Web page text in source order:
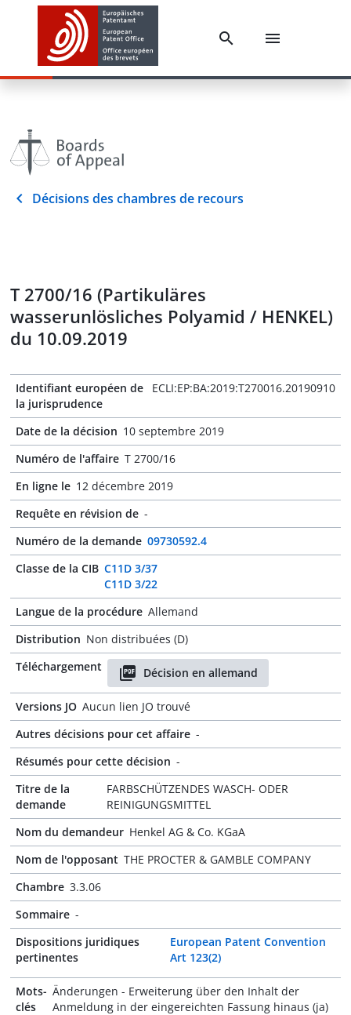
Décisions des chambres de recours
T 2700/16 (Partikuläres
wasserunlösliches Polyamid / HENKEL)
du 10.09.2019
Identifiant européen de
la jurisprudence
ECLI:EP:BA:2019:T270016.20190910
Date de la décision 10 septembre 2019
Numéro de l'affaire T 2700/16
En ligne le 12 décembre 2019
Requête en révision de -
Numéro de la demande 09730592.4
Classe de la CIB C11D 3/37
C11D 3/22
Langue de la procédure Allemand
Distribution Non distribuées (D)
Téléchargement
Décision en allemand
Versions JO Aucun lien JO trouvé
Autres décisions pour cet affaire -
Résumés pour cette décision -
Titre de la
demande
FARBSCHÜTZENDES WASCH- ODER
REINIGUNGSMITTEL
Nom du demandeur Henkel AG & Co. KGaA
Nom de l'opposant THE PROCTER & GAMBLE COMPANY
Chambre 3.3.06
Sommaire -
Dispositions juridiques
pertinentes
European Patent Convention
Art 123(2)
Mots-
clés
Änderungen - Erweiterung über den Inhalt der
Anmeldung in der eingereichten Fassung hinaus (ja)